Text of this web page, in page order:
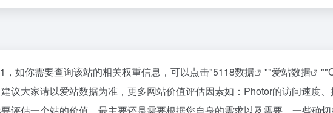
，如你需要查询该站的相关权重信息，可以点击"5118数据 ""爱站数据 ""
议大家请以爱站数据为准，更多网站价值评估因素如：Photor的访问速度